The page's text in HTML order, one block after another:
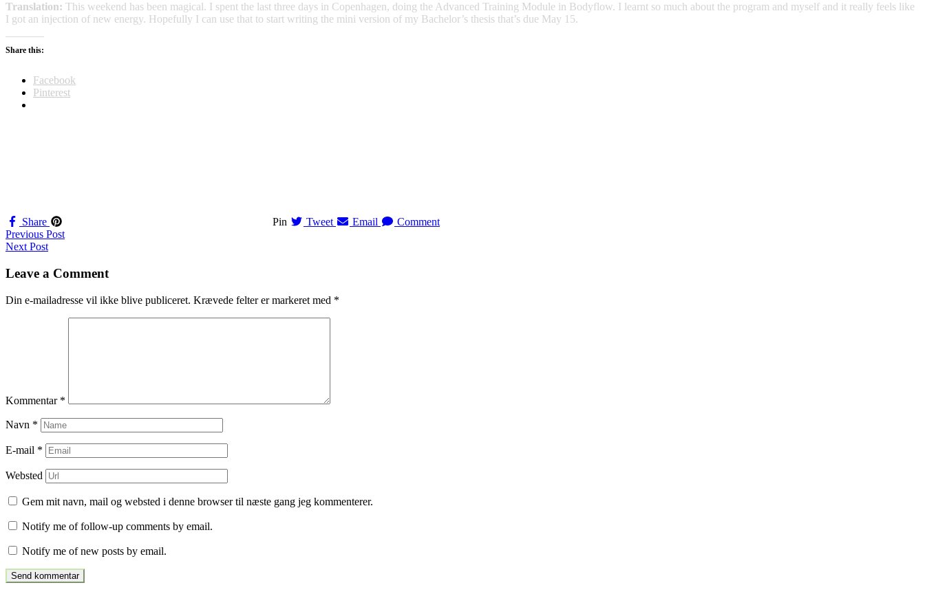
Translation: This weekend has been magical. I spent the last three days in Copenhagen, doing the Advanced Training Module in Bodyflow. I learnt so much about the program and myself and it really feels like
I got an injection of new energy. Hopefully I can use that to start writing the mini version of my Bachelor’s thesis that’s due May 15.
Share this:
Facebook
Pinterest
Share Pin Tweet Email Comment
Navigation
til
indlæg
Previous Post
Next Post
Leave a Comment
Din e-mailadresse vil ikke blive publiceret. Krævede felter er markeret med *
Kommentar *
Navn *
E-mail *
Websted
Gem mit navn, mail og websted i denne browser til næste gang jeg kommenterer.
Notify me of follow-up comments by email.
Notify me of new posts by email.